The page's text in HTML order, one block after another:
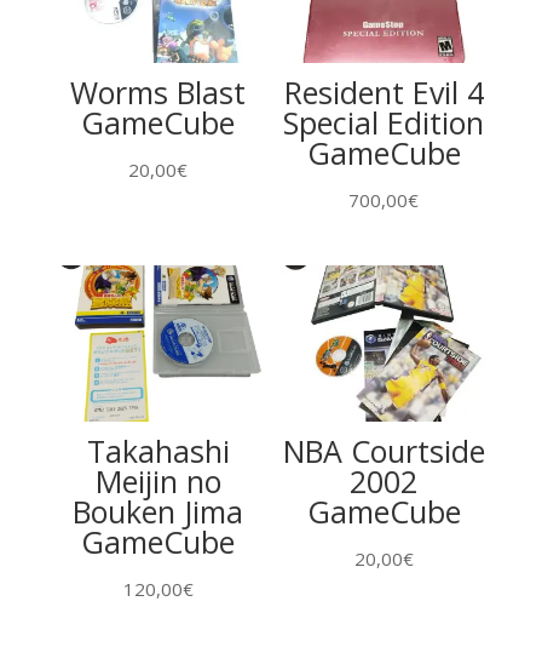
Worms Blast
GameCube
20,00€
Resident Evil 4
Special Edition
GameCube
700,00€
Takahashi
Meijin no
Bouken Jima
GameCube
120,00€
NBA Courtside
2002
GameCube
20,00€